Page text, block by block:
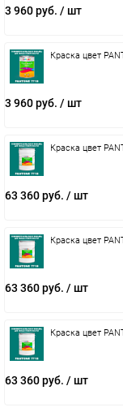
3 960 руб. / шт
Краска цвет
3 960 руб. / шт
Краска цвет
63 360 руб. / шт
Краска цвет
63 360 руб. / шт
Краска цвет
63 360 руб. / шт